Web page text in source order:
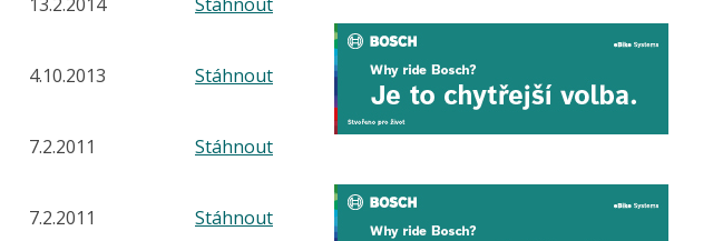
4.10.2013 Stáhnout
7.2.2011 Stáhnout
7.2.2011 Stáhnout